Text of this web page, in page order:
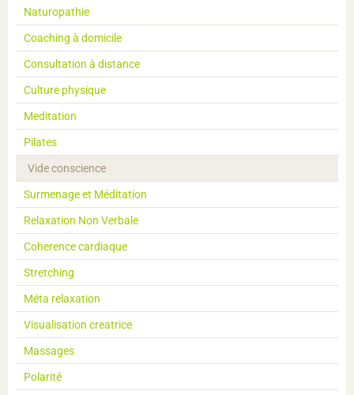
Naturopathie
Coaching à domicile
Consultation à distance
Culture physique
Meditation
Pilates
Vide conscience
Surmenage et Méditation
Relaxation Non Verbale
Coherence cardiaque
Stretching
Méta relaxation
Visualisation creatrice
Massages
Polarité